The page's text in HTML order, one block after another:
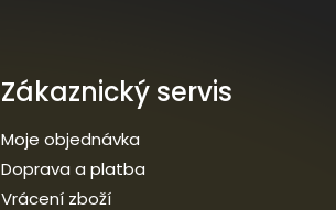
Zákaznický servis
Moje objednávka
Doprava a platba
Vrácení zboží